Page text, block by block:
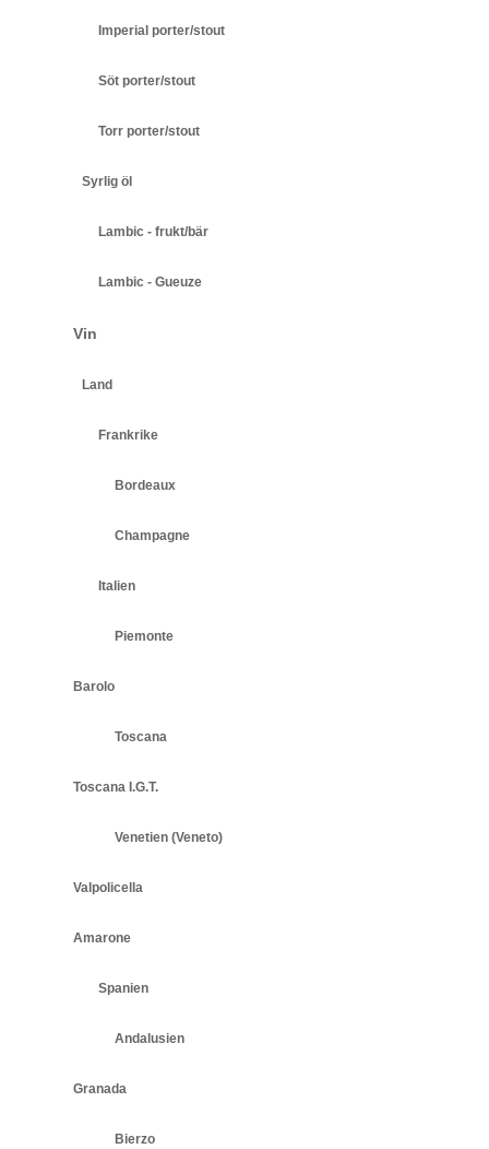
Imperial porter/stout
Söt porter/stout
Torr porter/stout
Syrlig öl
Lambic - frukt/bär
Lambic - Gueuze
Vin
Land
Frankrike
Bordeaux
Champagne
Italien
Piemonte
Barolo
Toscana
Toscana I.G.T.
Venetien (Veneto)
Valpolicella
Amarone
Spanien
Andalusien
Granada
Bierzo